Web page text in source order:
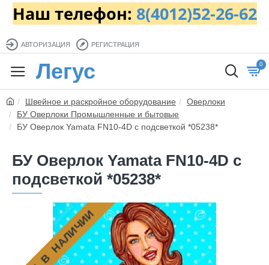
Наш телефон: 8(4012)52-26-62
АВТОРИЗАЦИЯ РЕГИСТРАЦИЯ
Легус 0
Швейное и раскройное оборудование
Оверлоки
БУ Оверлоки Промышленные и бытовые
БУ Оверлок Yamata FN10-4D с подсветкой *05238*
БУ Оверлок Yamata FN10-4D с
подсветкой *05238*
НЕТ В НАЛИЧИИ